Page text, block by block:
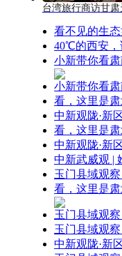
台湾旅行商访甘
看不见的生
40℃的西安，
小新带你看
小新带你看
看，这里是
中新观陇·新
看，这里是
中新观陇·新
中新武威观 |
玉门县域观
看，这里是
玉门县域观
玉门县域观
中新观陇·新